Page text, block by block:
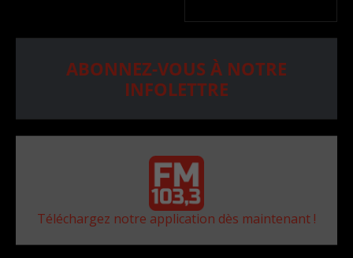
ABONNEZ-VOUS À NOTRE
INFOLETTRE
Téléchargez notre application dès maintenant !